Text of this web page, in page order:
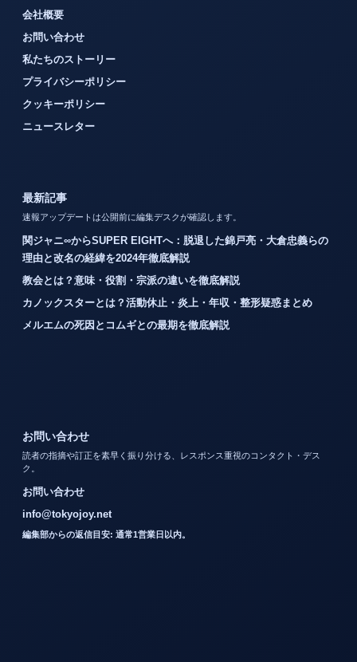
会社概要
お問い合わせ
私たちのストーリー
プライバシーポリシー
クッキーポリシー
ニュースレター
最新記事
速報アップデートは公開前に編集デスクが確認します。
関ジャニ∞からSUPER EIGHTへ：脱退した錦戸亮・大倉忠義らの
理由と改名の経緯を2024年徹底解説
教会とは？意味・役割・宗派の違いを徹底解説
カノックスターとは？活動休止・炎上・年収・整形疑惑まとめ
メルエムの死因とコムギとの最期を徹底解説
お問い合わせ
読者の指摘や訂正を素早く振り分ける、レスポンス重視のコンタクト・デス
ク。
お問い合わせ
info@tokyojoy.net
編集部からの返信目安: 通常1営業日以内。